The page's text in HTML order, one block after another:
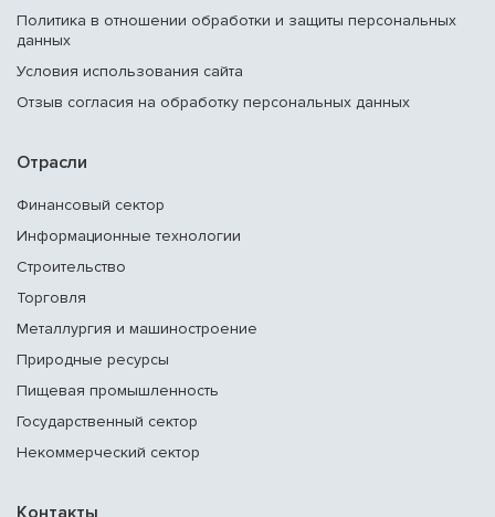
Политика в отношении обработки и защиты персональных
данных
Условия использования сайта
Отзыв согласия на обработку персональных данных
Отрасли
Финансовый сектор
Информационные технологии
Строительство
Торговля
Металлургия и машиностроение
Природные ресурсы
Пищевая промышленность
Государственный сектор
Некоммерческий сектор
Контакты